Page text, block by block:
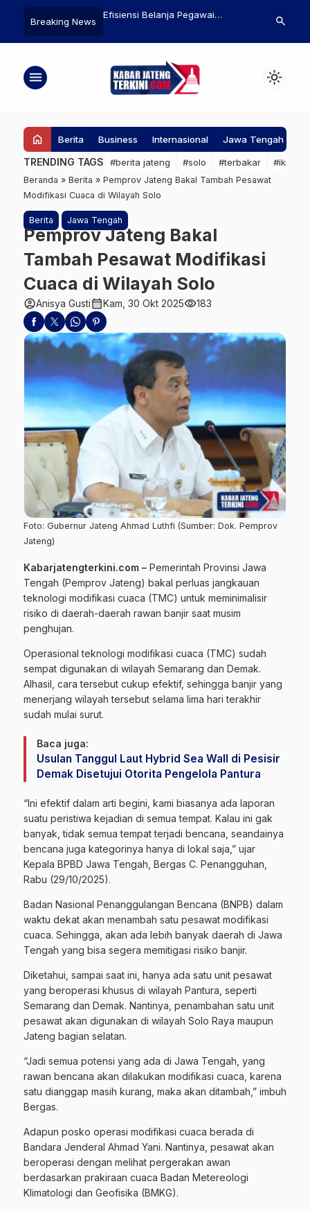
Breaking News
Batang Tahun 2026
Efisiensi Belanja Pegawai
PPPK Paruh Waktu, Pemprov
Jateng Masih Tunggu Arahan
Pusat
Gusti
Babak Baru
search
menu light_mode
home Berita Business Internasional Jawa Tengah
TRENDING TAGS #berita jateng #solo #terbakar #ikn
Beranda » Berita » Pemprov Jateng Bakal Tambah Pesawat
Modifikasi Cuaca di Wilayah Solo
Berita Jawa Tengah
Pemprov Jateng Bakal
Tambah Pesawat Modifikasi
Cuaca di Wilayah Solo
account_circleAnisya Gusticalendar_monthKam, 30 Okt 2025visibility183
Foto: Gubernur Jateng Ahmad Luthfi (Sumber: Dok. Pemprov
Jateng)
Kabarjatengterkini.com – Pemerintah Provinsi Jawa
Tengah (Pemprov Jateng) bakal perluas jangkauan
teknologi modifikasi cuaca (TMC) untuk meminimalisir
risiko di daerah-daerah rawan banjir saat musim
penghujan.
Operasional teknologi modifikasi cuaca (TMC) sudah
sempat digunakan di wilayah Semarang dan Demak.
Alhasil, cara tersebut cukup efektif, sehingga banjir yang
menerjang wilayah tersebut selama lima hari terakhir
sudah mulai surut.
Baca juga:
Usulan Tanggul Laut Hybrid Sea Wall di Pesisir
Demak Disetujui Otorita Pengelola Pantura
“Ini efektif dalam arti begini, kami biasanya ada laporan
suatu peristiwa kejadian di semua tempat. Kalau ini gak
banyak, tidak semua tempat terjadi bencana, seandainya
bencana juga kategorinya hanya di lokal saja,” ujar
Kepala BPBD Jawa Tengah, Bergas C. Penangguhan,
Rabu (29/10/2025).
Badan Nasional Penanggulangan Bencana (BNPB) dalam
waktu dekat akan menambah satu pesawat modifikasi
cuaca. Sehingga, akan ada lebih banyak daerah di Jawa
Tengah yang bisa segera memitigasi risiko banjir.
Diketahui, sampai saat ini, hanya ada satu unit pesawat
yang beroperasi khusus di wilayah Pantura, seperti
Semarang dan Demak. Nantinya, penambahan satu unit
pesawat akan digunakan di wilayah Solo Raya maupun
Jateng bagian selatan.
“Jadi semua potensi yang ada di Jawa Tengah, yang
rawan bencana akan dilakukan modifikasi cuaca, karena
satu dianggap masih kurang, maka akan ditambah,” imbuh
Bergas.
Adapun posko operasi modifikasi cuaca berada di
Bandara Jenderal Ahmad Yani. Nantinya, pesawat akan
beroperasi dengan melihat pergerakan awan
berdasarkan prakiraan cuaca Badan Metereologi
Klimatologi dan Geofisika (BMKG).